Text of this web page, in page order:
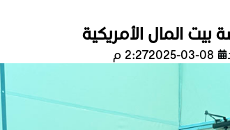
المال الأمريكية
2025-03-082:27 م